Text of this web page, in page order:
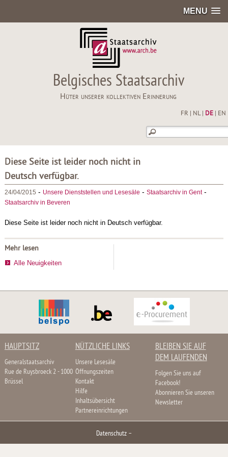
MENU
Belgisches Staatsarchiv
Hüter unserer kollektiven Erinnerung
FR NL| DE| EN
Diese Seite ist leider noch nicht in
Deutsch verfügbar.
24/04/2015 - Unsere Dienststellen und Lesesäle - Staatsarchiv in Gent-
Staatsarchiv in Beveren
Diese Seite ist leider noch nicht in Deutsch verfügbar.
Mehr lesen
Alle Neuigkeiten
HAUPTSITZ
Generalstaatsarchiv
Rue de Ruysbroeck 2 - 1000
Brüssel
NÜTZLICHE LINKS
Unsere Lesesäle
Öffnungszeiten
Kontakt
Hilfe
Inhaltsübersicht
Partnereinrichtungen
BLEIBEN SIE AUF
DEM LAUFENDEN
Folgen Sie uns auf
Facebook!
Abonnieren Sie unseren
Newsletter
Datenschutz –